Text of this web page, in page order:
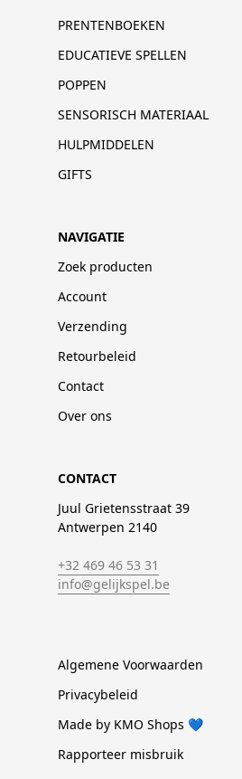
PRENTENBOEKEN
EDUCATIEVE SPELLEN
POPPEN
SENSORISCH MATERIAAL
HULPMIDDELEN
GIFTS
NAVIGATIE
Zoek producten
Account
Verzending
Retourbeleid
Contact
Over ons
CONTACT
Juul Grietensstraat 39
Antwerpen 2140
+32 469 46 53 31
info@gelijkspel.be
Algemene Voorwaarden
Privacybeleid
Made by KMO Shops 💙
Rapporteer misbruik